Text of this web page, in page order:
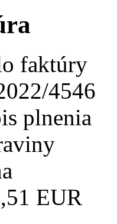
faktúry
4546
plnenia
EUR